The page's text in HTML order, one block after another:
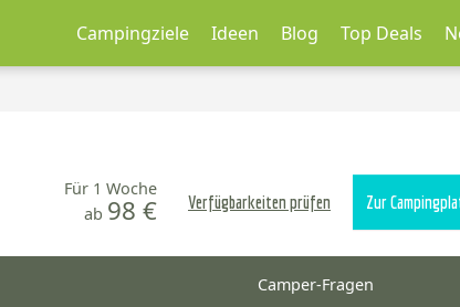
Campingziele Ideen Blog Top Deals
Für 1 Woche
ab 98 € Verfügbarkeiten prüfen Zur
Camper-Fragen